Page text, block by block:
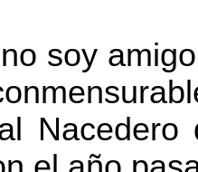
soy amigo